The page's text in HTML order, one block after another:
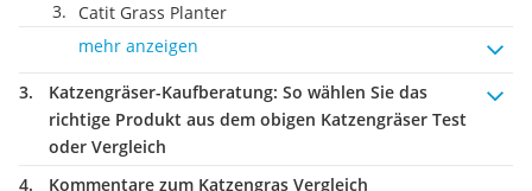
Catit Grass Planter
mehr anzeigen
Katzengräser-Kaufberatung: So wählen Sie das
richtige Produkt aus dem obigen Katzengräser Test
oder Vergleich
Kommentare zum Katzengras Vergleich